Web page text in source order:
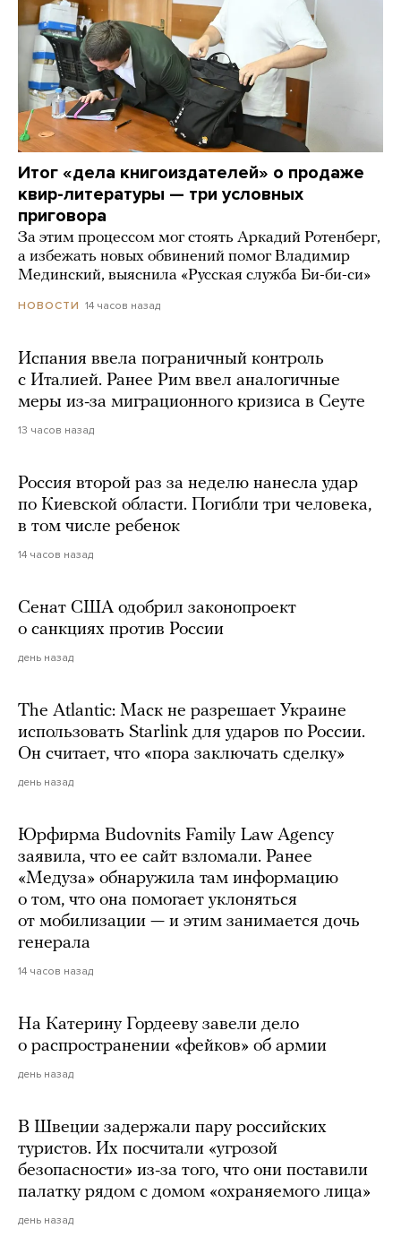
Итог «дела книгоиздателей» о продаже
квир-литературы — три условных
приговора
За этим процессом мог стоять Аркадий Ротенберг,
а избежать новых обвинений помог Владимир
Мединский, выяснила «Русская служба Би-би-си»
НОВОСТИ 14 часов назад
Испания ввела пограничный контроль
с Италией. Ранее Рим ввел аналогичные
меры из-за миграционного кризиса в Сеуте
13 часов назад
Россия второй раз за неделю нанесла удар
по Киевской области. Погибли три человека,
в том числе ребенок
14 часов назад
Сенат США одобрил законопроект
о санкциях против России
день назад
The Atlantic: Маск не разрешает Украине
использовать Starlink для ударов по России.
Он считает, что «пора заключать сделку»
день назад
Юрфирма Budovnits Family Law Agency
заявила, что ее сайт взломали. Ранее
«Медуза» обнаружила там информацию
о том, что она помогает уклоняться
от мобилизации — и этим занимается дочь
генерала
14 часов назад
На Катерину Гордееву завели дело
о распространении «фейков» об армии
день назад
В Швеции задержали пару российских
туристов. Их посчитали «угрозой
безопасности» из-за того, что они поставили
палатку рядом с домом «охраняемого лица»
день назад